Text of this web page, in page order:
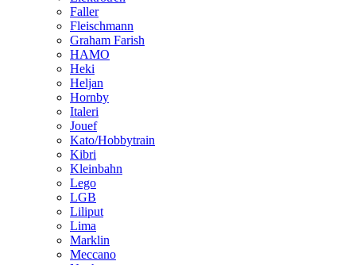
Faller
Fleischmann
Graham Farish
HAMO
Heki
Heljan
Hornby
Italeri
Jouef
Kato/Hobbytrain
Kibri
Kleinbahn
Lego
LGB
Liliput
Lima
Marklin
Meccano